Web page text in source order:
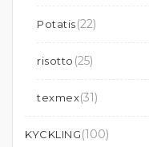
Potatis(22)
risotto (25)
texmex(31)
KYCKLING(100)